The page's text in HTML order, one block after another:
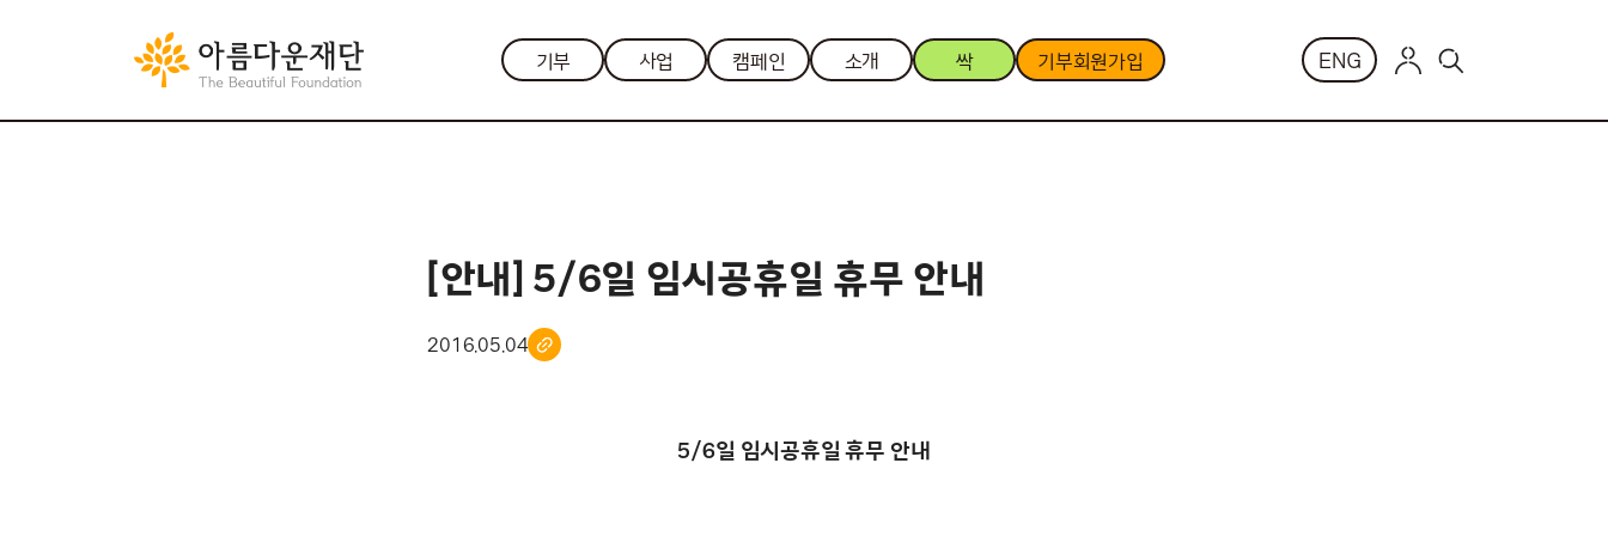
기부 사업 캠페인 소개 싹 기부회원가입 ENG
[안내] 5/6일 임시공휴일 휴무 안내
2016.05.04
5/6일 임시공휴일 휴무 안내